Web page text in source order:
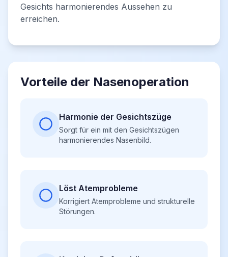
Gesichts harmonierendes Aussehen zu
erreichen.
Vorteile der Nasenoperation
Harmonie der Gesichtszüge
Sorgt für ein mit den Gesichtszügen
harmonierendes Nasenbild.
Löst Atemprobleme
Korrigiert Atemprobleme und strukturelle
Störungen.